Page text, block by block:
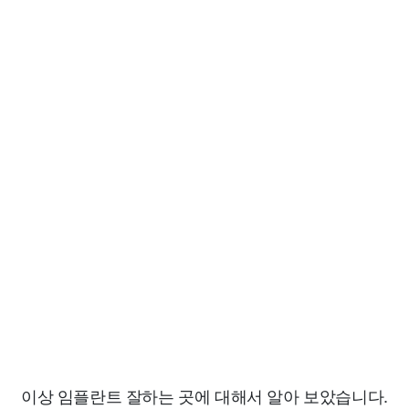
이상 임플란트 잘하는 곳에 대해서 알아 보았습니다.